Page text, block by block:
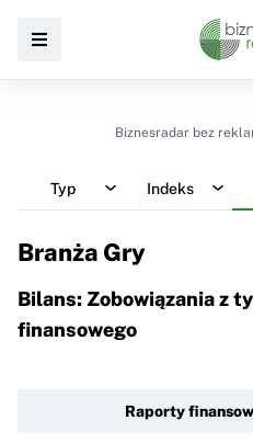
Biznesradar bez
Typ Indeks
Branża Gry
Bilans: Zobowiązania z
finansowego
Raporty